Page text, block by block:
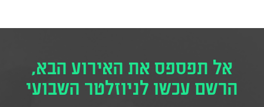
אל תפספס את האירוע הבא,
הרשם עכשו לניוזלטר השבועי